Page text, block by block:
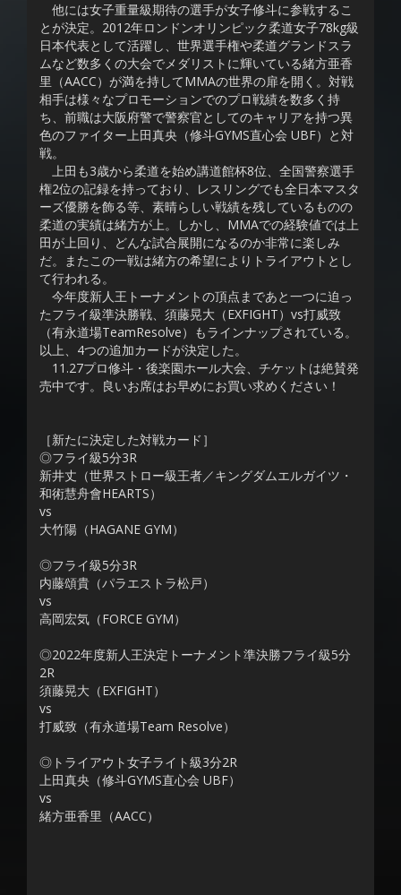
他には女子重量級期待の選手が女子修斗に参戦するこ
とが決定。2012年ロンドンオリンピック柔道女子78kg級
日本代表として活躍し、世界選手権や柔道グランドスラ
ムなど数多くの大会でメダリストに輝いている緒方亜香
里（AACC）が満を持してMMAの世界の扉を開く。対戦
相手は様々なプロモーションでのプロ戦績を数多く持
ち、前職は大阪府警で警察官としてのキャリアを持つ異
色のファイター上田真央（修斗GYMS直心会 UBF）と対
戦。
上田も3歳から柔道を始め講道館杯8位、全国警察選手
権2位の記録を持っており、レスリングでも全日本マスタ
ーズ優勝を飾る等、素晴らしい戦績を残しているものの
柔道の実績は緒方が上。しかし、MMAでの経験値では上
田が上回り、どんな試合展開になるのか非常に楽しみ
だ。またこの一戦は緒方の希望によりトライアウトとし
て行われる。
今年度新人王トーナメントの頂点まであと一つに迫っ
たフライ級準決勝戦、須藤晃大（EXFIGHT）vs打威致
（有永道場TeamResolve）もラインナップされている。
以上、4つの追加カードが決定した。
11.27プロ修斗・後楽園ホール大会、チケットは絶賛発
売中です。良いお席はお早めにお買い求めください！
［新たに決定した対戦カード］
◎フライ級5分3R
新井丈（世界ストロー級王者／キングダムエルガイツ・
和術慧舟會HEARTS）
vs
大竹陽（HAGANE GYM）
◎フライ級5分3R
内藤頌貴（パラエストラ松戸）
vs
高岡宏気（FORCE GYM）
◎2022年度新人王決定トーナメント準決勝フライ級5分
2R
須藤晃大（EXFIGHT）
vs
打威致（有永道場Team Resolve）
◎トライアウト女子ライト級3分2R
上田真央（修斗GYMS直心会 UBF）
vs
緒方亜香里（AACC）